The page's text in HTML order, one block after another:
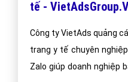
trang y tế Online -
Dịch vụ quảng cáo
là dịch vụ này nhằm
dịch vụ đến với những